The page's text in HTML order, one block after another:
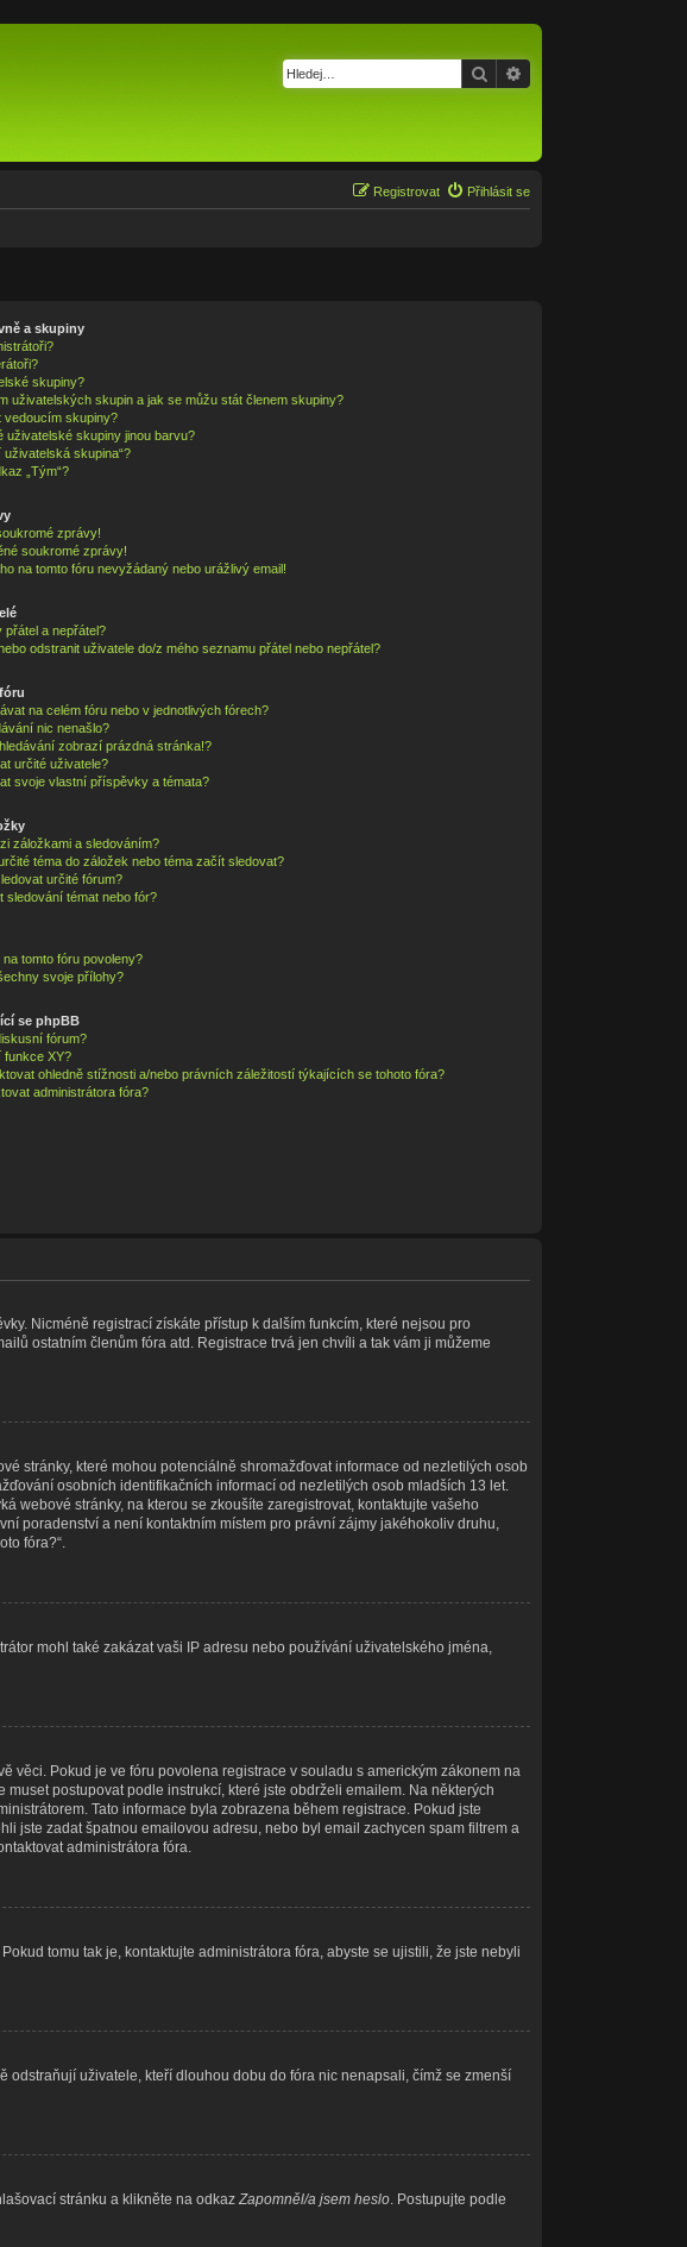
Hledat
Přihlásit se
Registrovat
a skupiny
skupiny?
uživatelských skupin a jak se můžu stát členem skupiny?
vedoucím skupiny?
uživatelské skupiny jinou barvu?
uživatelská skupina“?
„Tým“?
zprávy!
soukromé zprávy!
na tomto fóru nevyžádaný nebo urážlivý email!
přátel a nepřátel?
odstranit uživatele do/z mého seznamu přátel nebo nepřátel?
na celém fóru nebo v jednotlivých fórech?
nic nenašlo?
zobrazí prázdná stránka!?
určité uživatele?
svoje vlastní příspěvky a témata?
záložkami a sledováním?
téma do záložek nebo téma začít sledovat?
určité fórum?
sledování témat nebo fór?
tomto fóru povoleny?
svoje přílohy?
se phpBB
fórum?
funkce XY?
ohledně stížnosti a/nebo právních záležitostí týkajících se tohoto fóra?
administrátora fóra?
Nicméně registrací získáte přístup k dalším funkcím, které nejsou pro
ostatním členům fóra atd. Registrace trvá jen chvíli a tak vám ji můžeme
stránky, které mohou potenciálně shromažďovat informace od nezletilých osob
osobních identifikačních informací od nezletilých osob mladších 13 let.
webové stránky, na kterou se zkoušíte zaregistrovat, kontaktujte vašeho
poradenství a není kontaktním místem pro právní zájmy jakéhokoliv druhu,
fóra?“.
mohl také zakázat vaši IP adresu nebo používání uživatelského jména,
věci. Pokud je ve fóru povolena registrace v souladu s americkým zákonem na
postupovat podle instrukcí, které jste obdrželi emailem. Na některých
Tato informace byla zobrazena během registrace. Pokud jste
jste zadat špatnou emailovou adresu, nebo byl email zachycen spam filtrem a
administrátora fóra.
tomu tak je, kontaktujte administrátora fóra, abyste se ujistili, že jste nebyli
uživatele, kteří dlouhou dobu do fóra nic nenapsali, čímž se zmenší
stránku a klikněte na odkaz Zapomněl/a jsem heslo. Postupujte podle